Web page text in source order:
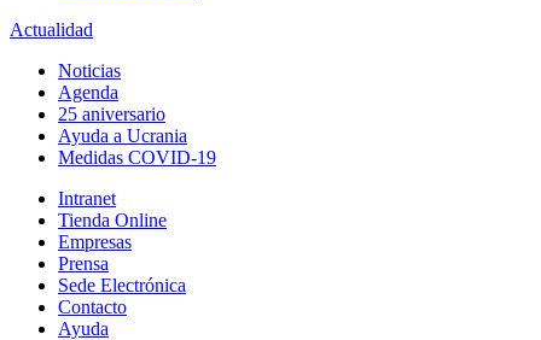
Actualidad
Noticias
Agenda
25 aniversario
Ayuda a Ucrania
Medidas COVID-19
Intranet
Tienda Online
Empresas
Prensa
Sede Electrónica
Contacto
Ayuda